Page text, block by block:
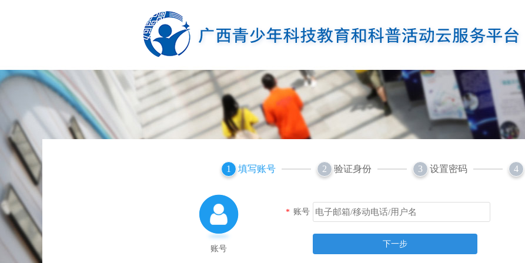
1 填写账号 2 验证身份 3 设置密码 4
账号
* 账号
下一步